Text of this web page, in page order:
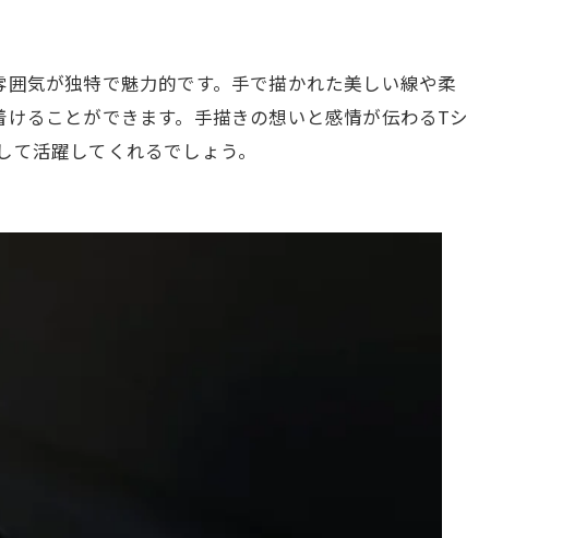
気が独特で魅力的です。手で描かれた美しい線や柔
ることができます。手描きの想いと感情が伝わるTシ
活躍してくれるでしょう。